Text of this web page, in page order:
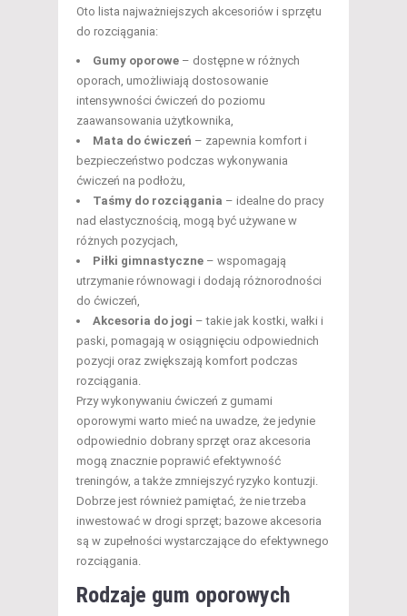
Oto lista najważniejszych akcesoriów i sprzętu
do rozciągania:
Gumy oporowe – dostępne w różnych
oporach, umożliwiają dostosowanie
intensywności ćwiczeń do poziomu
zaawansowania użytkownika,
Mata do ćwiczeń – zapewnia komfort i
bezpieczeństwo podczas wykonywania
ćwiczeń na podłożu,
Taśmy do rozciągania – idealne do pracy
nad elastycznością, mogą być używane w
różnych pozycjach,
Piłki gimnastyczne – wspomagają
utrzymanie równowagi i dodają różnorodności
do ćwiczeń,
Akcesoria do jogi – takie jak kostki, wałki i
paski, pomagają w osiągnięciu odpowiednich
pozycji oraz zwiększają komfort podczas
rozciągania.
Przy wykonywaniu ćwiczeń z gumami
oporowymi warto mieć na uwadze, że jedynie
odpowiednio dobrany sprzęt oraz akcesoria
mogą znacznie poprawić efektywność
treningów, a także zmniejszyć ryzyko kontuzji.
Dobrze jest również pamiętać, że nie trzeba
inwestować w drogi sprzęt; bazowe akcesoria
są w zupełności wystarczające do efektywnego
rozciągania.
Rodzaje gum oporowych